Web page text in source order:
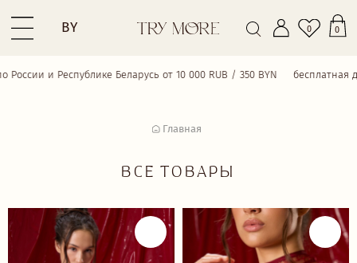
и Республике Беларусь от 10 000 RUB / 350 BYN бесплатная
ОДЕЖДА
ПЛАТЬЯ
БОДИ
ВСЕ ТОВАРЫ